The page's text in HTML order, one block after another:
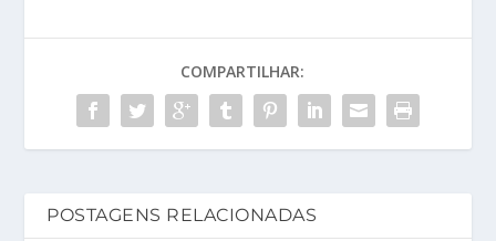
COMPARTILHAR:
POSTAGENS RELACIONADAS